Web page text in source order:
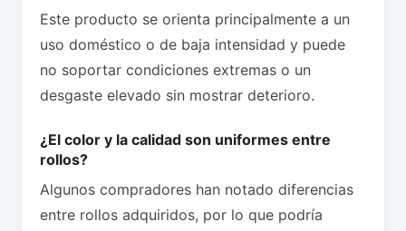
Este producto se orienta principalmente a un
uso doméstico o de baja intensidad y puede
no soportar condiciones extremas o un
desgaste elevado sin mostrar deterioro.
¿El color y la calidad son uniformes entre
rollos?
Algunos compradores han notado diferencias
entre rollos adquiridos, por lo que podría